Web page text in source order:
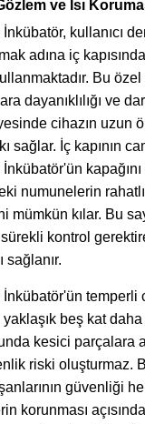
ve Isı
kullanıcı
adına iç
Bu
dayanıklılığı ve
cihazın uzun
sağlar. İç kapının
numunelerin
mümkün kılar. Bu
kontrol
sağlanır.
temperli
beş kat daha
kesici parçalara
riski oluşturmaz.
güvenliği
korunması